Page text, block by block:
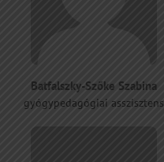
Batfalszky-Szőke Szabina
gyógypedagógiai asszisztens